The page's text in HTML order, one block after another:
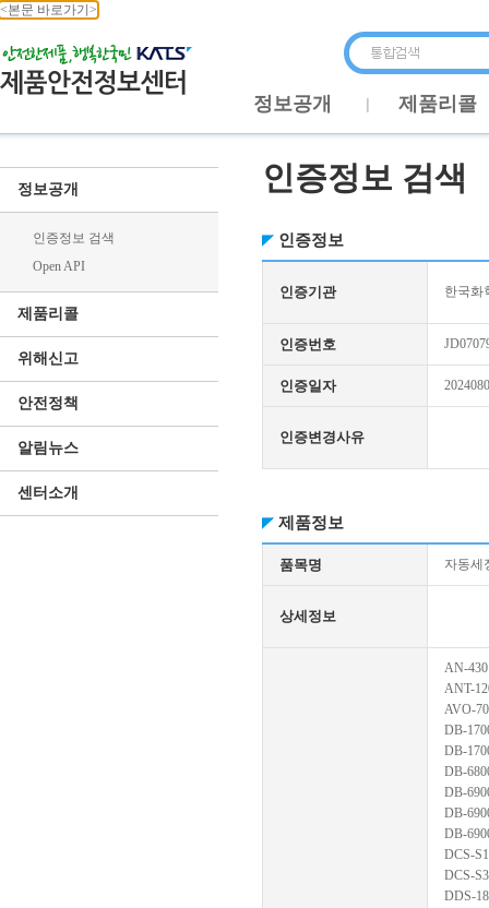
<본문 바로가기>
정보공개 제품리콜
정보공개
인증정보 검색
Open API
제품리콜
위해신고
안전정책
알림뉴스
센터소개
인증정보 검색
인증정보
인증기관 한국화
인증번호
인증일자
인증변경사유
제품정보
품목명 자동세
상세정보
AN-430
ANT-
AVO-
DB-
DB-
DB-
DB-
DB-
DB-
DCS-
DCS-
DDS-